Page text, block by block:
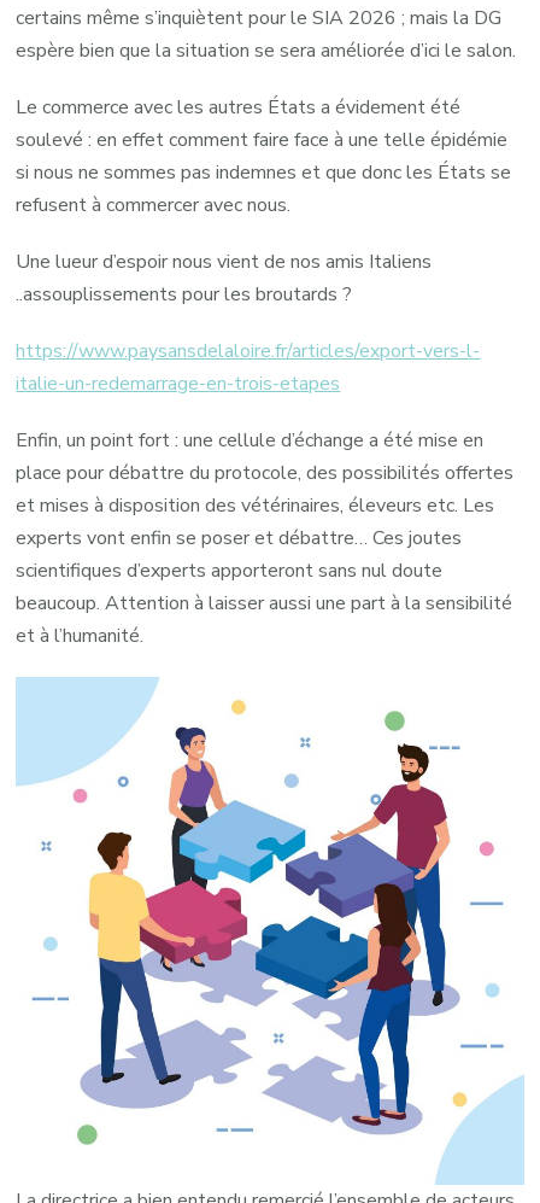
certains même s’inquiètent pour le SIA 2026 ; mais la DG
espère bien que la situation se sera améliorée d’ici le salon.
Le commerce avec les autres États a évidement été
soulevé : en effet comment faire face à une telle épidémie
si nous ne sommes pas indemnes et que donc les États se
refusent à commercer avec nous.
Une lueur d’espoir nous vient de nos amis Italiens
..assouplissements pour les broutards ?
https://www.paysansdelaloire.fr/articles/export-vers-l-
italie-un-redemarrage-en-trois-etapes
Enfin, un point fort : une cellule d’échange a été mise en
place pour débattre du protocole, des possibilités offertes
et mises à disposition des vétérinaires, éleveurs etc. Les
experts vont enfin se poser et débattre… Ces joutes
scientifiques d’experts apporteront sans nul doute
beaucoup. Attention à laisser aussi une part à la sensibilité
et à l’humanité.